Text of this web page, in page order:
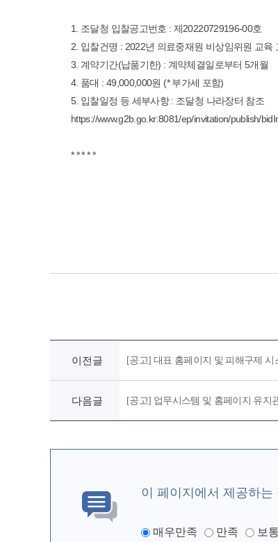
1. 조달청 입찰공고번호 : 제20220729196-00호
2. 입찰건명 : 2022년 의료중재원 비상임위원 교육
3. 계약기간(납품기한) : 계약체결일로부터 5개월
4. 품대 : 49,000,000원 (* 부가세 포함)
5. 입찰일정 등 세부사항 : 조달청 나라장터 참조
https://www.g2b.go.kr:8081/ep/invitation/publish/
* * * * *
이전글 [공고] 대표 홈페이지 및 피해구제 시
다음글 [공고] 업무시스템 및 홈페이지 유지
이 페이지에서 제공하
매우만족 만족 보통